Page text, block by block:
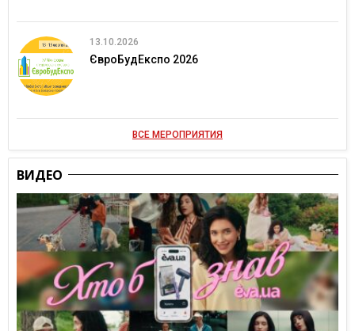
13.10.2026
ЄвроБудЕкспо 2026
ВСЕ МЕРОПРИЯТИЯ
ВИДЕО